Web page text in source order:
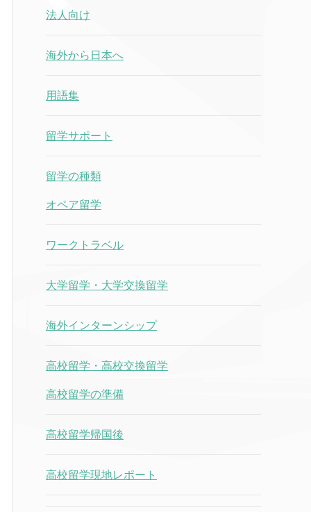
法人向け
海外から日本へ
用語集
留学サポート
留学の種類
オペア留学
ワークトラベル
大学留学・大学交換留学
海外インターンシップ
高校留学・高校交換留学
高校留学の準備
高校留学帰国後
高校留学現地レポート